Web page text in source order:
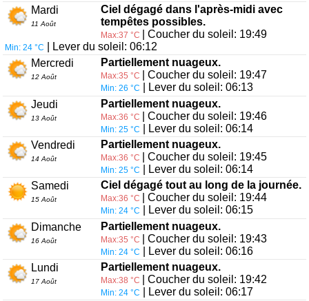
Mardi
11 Août
Ciel dégagé dans l'après-midi avec
tempêtes possibles.
Max:37 °C | Coucher du soleil: 19:49
Min: 24 °C
| Lever du soleil: 06:12
Mercredi
12 Août
Partiellement nuageux.
Max:35 °C | Coucher du soleil: 19:47
Min: 26 °C
| Lever du soleil: 06:13
Jeudi
13 Août
Partiellement nuageux.
Max:36 °C | Coucher du soleil: 19:46
Min: 25 °C
| Lever du soleil: 06:14
Vendredi
14 Août
Partiellement nuageux.
Max:36 °C | Coucher du soleil: 19:45
Min: 25 °C
| Lever du soleil: 06:14
Samedi
15 Août
Ciel dégagé tout au long de la journée.
Max:36 °C | Coucher du soleil: 19:44
Min: 24 °C
| Lever du soleil: 06:15
Dimanche
16 Août
Partiellement nuageux.
Max:35 °C | Coucher du soleil: 19:43
Min: 24 °C
| Lever du soleil: 06:16
Lundi
17 Août
Partiellement nuageux.
Max:38 °C | Coucher du soleil: 19:42
Min: 24 °C
| Lever du soleil: 06:17